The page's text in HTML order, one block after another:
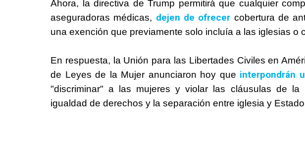
Ahora, la directiva deTrump permitirá que cualquier
aseguradoras médicas, dejen de ofrecer cobertura de
una exención que previamente solo incluía a las iglesias o
En respuesta, la Unión para las Libertades Civiles en
de Leyes de la Mujer anunciaron hoy que interpondrán
"discriminar" a las mujeres y violar las cláusulas de la
igualdad de derechos y la separación entre iglesia y